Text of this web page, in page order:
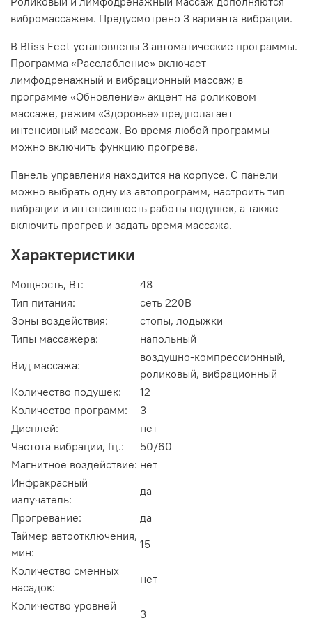
вибромассажем. Предусмотрено 3 варианта вибрации.
В Bliss Feet установлены 3 автоматические программы.
Программа «Расслабление» включает
лимфодренажный и вибрационный массаж; в
программе «Обновление» акцент на роликовом
массаже, режим «Здоровье» предполагает
интенсивный массаж. Во время любой программы
можно включить функцию прогрева.
Панель управления находится на корпусе. С панели
можно выбрать одну из автопрограмм, настроить тип
вибрации и интенсивность работы подушек, а также
включить прогрев и задать время массажа.
Характеристики
Мощность, Вт:
48
Тип питания:
сеть 220В
Зоны воздействия:
стопы, лодыжки
Типы массажера:
напольный
Вид массажа:
воздушно-компрессионный,
роликовый, вибрационный
Количество подушек:
12
Количество программ:
3
Дисплей:
нет
Частота вибрации, Гц.:
50/60
Магнитное воздействие: нет
Инфракрасный
излучатель:
да
Прогревание:
да
Таймер автоотключения,
мин:
15
Количество сменных
насадок:
нет
Количество уровней
3